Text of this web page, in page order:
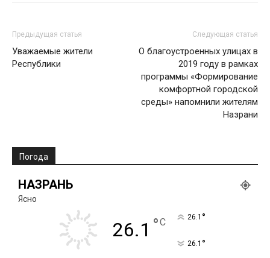
Предыдущая статья
Уважаемые жители
Республики
Следующая статья
О благоустроенных улицах в
2019 году в рамках
программы «Формирование
комфортной городской
среды» напомнили жителям
Назрани
Погода
НАЗРАНЬ
Ясно
26.1 °C 26.1 °
26.1 °